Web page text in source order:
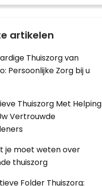
artikelen
Thuiszorg van
Persoonlijke Zorg bij u
Thuiszorg Met Helping
Vertrouwde
je moet weten over
thuiszorg
Folder Thuiszorg: